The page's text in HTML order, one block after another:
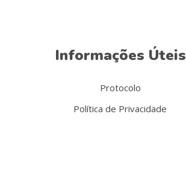
Informações Úteis
Protocolo
Política de Privacidade